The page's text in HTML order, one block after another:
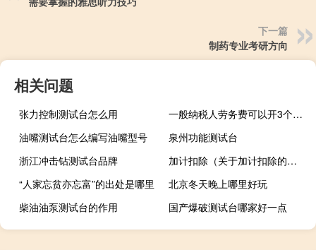
下一篇
制药专业考研方向
相关问题
张力控制测试台怎么用
一般纳税人劳务费可以开3个点吗
油嘴测试台怎么编写油嘴型号
泉州功能测试台
浙江冲击钻测试台品牌
加计扣除（关于加计扣除的介绍）
“人家忘贫亦忘富”的出处是哪里
北京冬天晚上哪里好玩
柴油油泵测试台的作用
国产爆破测试台哪家好一点